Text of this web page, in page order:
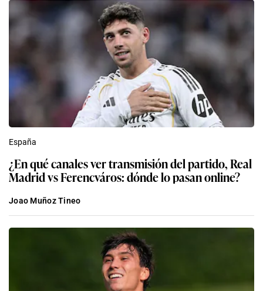
España
¿En qué canales ver transmisión del partido, Real
Madrid vs Ferencváros: dónde lo pasan online?
Joao Muñoz Tineo